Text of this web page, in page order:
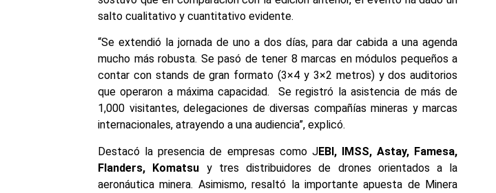
salto cualitativo y cuantitativo evidente.
“Se extendió la jornada de uno a dos días, para dar cabida a una agenda
mucho más robusta. Se pasó de tener 8 marcas en módulos pequeños a
contar con stands de gran formato (3×4 y 3×2 metros) y dos auditorios
que operaron a máxima capacidad. Se registró la asistencia de más de
1,000 visitantes, delegaciones de diversas compañías mineras y marcas
internacionales, atrayendo a una audiencia”, explicó.
Destacó la presencia de empresas como JEBI, IMSS, Astay, Famesa,
Flanders, Komatsu y tres distribuidores de drones orientados a la
aeronáutica minera. Asimismo, resaltó la importante apuesta de Minera